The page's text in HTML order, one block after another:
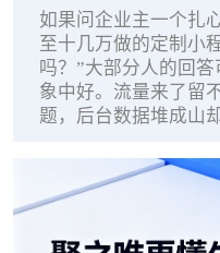
如果问企业主一个扎
至十几万做的定制小
吗？”大部分人的回
象中好。流量来了留
题，后台数据堆成山